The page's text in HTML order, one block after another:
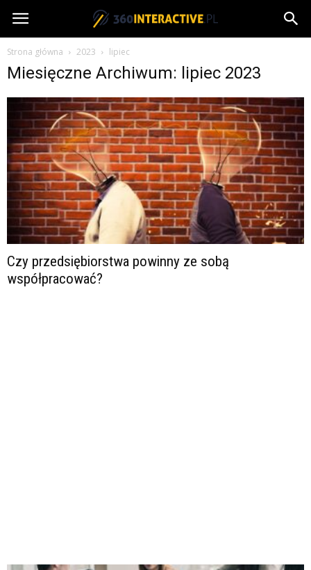
360interactive.pl
Strona główna 2023 lipiec
Miesięczne Archiwum: lipiec 2023
Czy przedsiębiorstwa powinny ze sobą
współpracować?